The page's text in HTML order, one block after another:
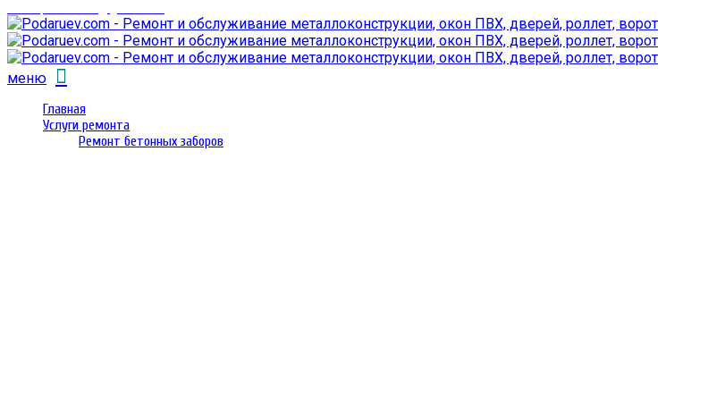
меню
Главная
Услуги ремонта
Ремонт бетонных заборов